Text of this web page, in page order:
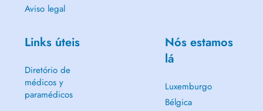
Aviso legal
Links úteis
Diretório de
médicos y
paramédicos
Nós estamos
lá
Luxemburgo
Bélgica